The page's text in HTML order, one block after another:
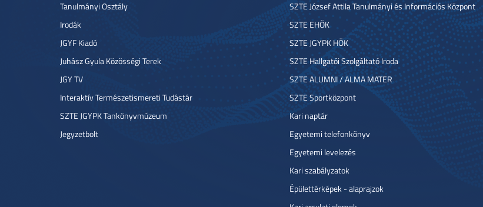
Tanulmányi Osztály
Irodák
JGYF Kiadó
Juhász Gyula Közösségi Terek
JGY TV
Interaktív Természetismereti Tudástár
SZTE JGYPK Tankönyvmúzeum
Jegyzetbolt
SZTE József Attila Tanulmányi és Információs Központ
SZTE EHÖK
SZTE JGYPK HÖK
SZTE Hallgatói Szolgáltató Iroda
SZTE ALUMNI / ALMA MATER
SZTE Sportközpont
Kari naptár
Egyetemi telefonkönyv
Egyetemi levelezés
Kari szabályzatok
Épülettérképek - alaprajzok